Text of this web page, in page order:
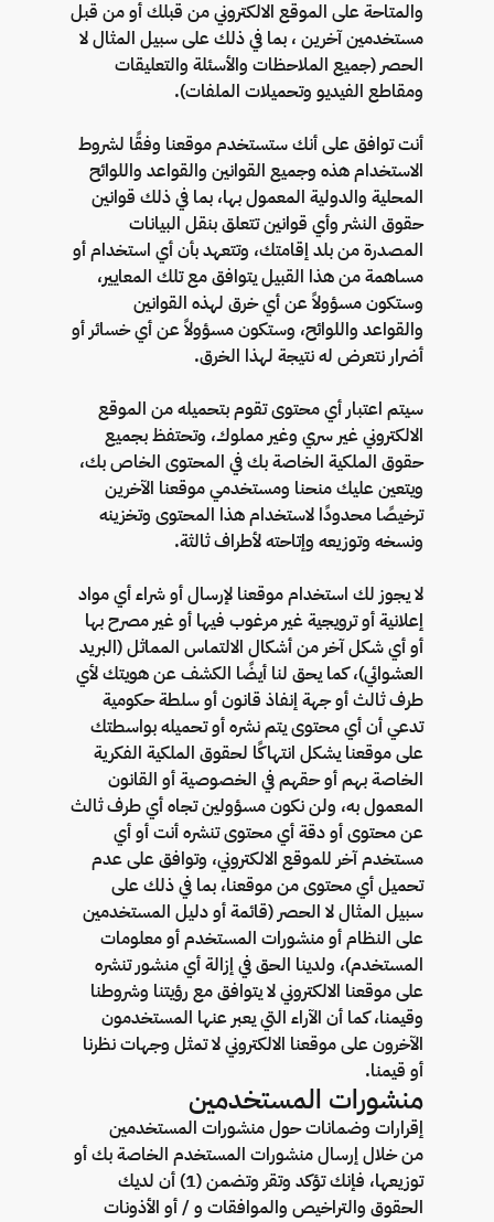
والمتاحة على الموقع الالكتروني من قبلك أو من قبل
مستخدمين آخرين ، بما في ذلك على سبيل المثال لا
الحصر (جميع الملاحظات والأسئلة والتعليقات
ومقاطع الفيديو وتحميلات الملفات).
أنت توافق على أنك ستستخدم موقعنا وفقًا لشروط
الاستخدام هذه وجميع القوانين والقواعد واللوائح
المحلية والدولية المعمول بها، بما في ذلك قوانين
حقوق النشر وأي قوانين تتعلق بنقل البيانات
المصدرة من بلد إقامتك، وتتعهد بأن أي استخدام أو
مساهمة من هذا القبيل يتوافق مع تلك المعايير،
وستكون مسؤولاً عن أي خرق لهذه القوانين
والقواعد واللوائح، وستكون مسؤولاً عن أي خسائر أو
أضرار نتعرض له نتيجة لهذا الخرق.
سيتم اعتبار أي محتوى تقوم بتحميله من الموقع
الالكتروني غير سري وغير مملوك، وتحتفظ بجميع
حقوق الملكية الخاصة بك في المحتوى الخاص بك،
ويتعين عليك منحنا ومستخدمي موقعنا الآخرين
ترخيصًا محدودًا لاستخدام هذا المحتوى وتخزينه
ونسخه وتوزيعه وإتاحته لأطراف ثالثة.
لا يجوز لك استخدام موقعنا لإرسال أو شراء أي مواد
إعلانية أو ترويجية غير مرغوب فيها أو غير مصرح بها
أو أي شكل آخر من أشكال الالتماس المماثل (البريد
العشوائي)، كما يحق لنا أيضًا الكشف عن هويتك لأي
طرف ثالث أو جهة إنفاذ قانون أو سلطة حكومية
تدعي أن أي محتوى يتم نشره أو تحميله بواسطتك
على موقعنا يشكل انتهاكًا لحقوق الملكية الفكرية
الخاصة بهم أو حقهم في الخصوصية أو القانون
المعمول به، ولن نكون مسؤولين تجاه أي طرف ثالث
عن محتوى أو دقة أي محتوى تنشره أنت أو أي
مستخدم آخر للموقع الالكتروني، وتوافق على عدم
تحميل أي محتوى من موقعنا، بما في ذلك على
سبيل المثال لا الحصر (قائمة أو دليل المستخدمين
على النظام أو منشورات المستخدم أو معلومات
المستخدم)، ولدينا الحق في إزالة أي منشور تنشره
على موقعنا الالكتروني لا يتوافق مع رؤيتنا وشروطنا
وقيمنا، كما أن الآراء التي يعبر عنها المستخدمون
الآخرون على موقعنا الالكتروني لا تمثل وجهات نظرنا
أو قيمنا.
منشورات المستخدمين
إقرارات وضمانات حول منشورات المستخدمين
من خلال إرسال منشورات المستخدم الخاصة بك أو
توزيعها، فإنك تؤكد وتقر وتضمن (1) أن لديك
الحقوق والتراخيص والموافقات و / أو الأذونات